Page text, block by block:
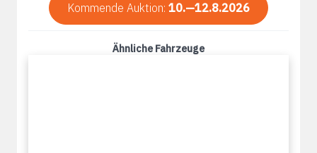
Kommende Auktion: 10.—12.8.2026
Ähnliche Fahrzeuge